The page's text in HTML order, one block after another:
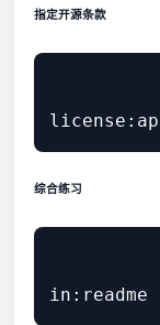
指定开源条款
综合练习